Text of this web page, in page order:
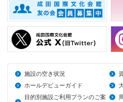
施設の空き状況
ホールデビューガイド
目的別施設ご利用プランのご案